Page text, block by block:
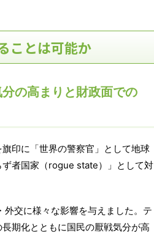
ことは可能か
の高まりと財政面での
印に「世界の警察官」として地球
者国家（rogue state）」として対
交に様々な影響を与えました。テ
期化とともに国民の厭戦気分が高